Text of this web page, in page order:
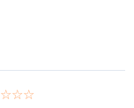
☆☆☆
★★★